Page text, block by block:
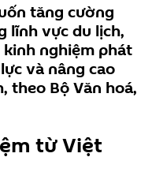
tăng cường
lĩnh vực du lịch,
nghiệm phát
và nâng cao
theo Bộ Văn hoá,
từ Việt